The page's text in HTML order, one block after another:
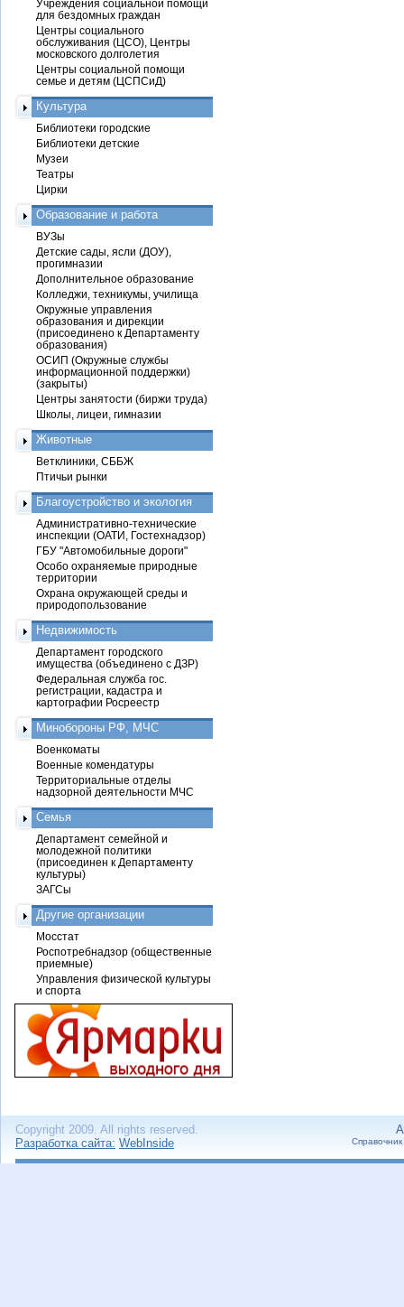
Учреждения социальной помощи
для бездомных граждан
Центры социального
обслуживания (ЦСО), Центры
московского долголетия
Центры социальной помощи
семье и детям (ЦСПСиД)
Культура
Библиотеки городские
Библиотеки детские
Музеи
Театры
Цирки
Образование и работа
ВУЗы
Детские сады, ясли (ДОУ),
прогимназии
Дополнительное образование
Колледжи, техникумы, училища
Окружные управления
образования и дирекции
(присоединено к Департаменту
образования)
ОСИП (Окружные службы
информационной поддержки)
(закрыты)
Центры занятости (биржи труда)
Школы, лицеи, гимназии
Животные
Ветклиники, СББЖ
Птичьи рынки
Благоустройство и экология
Административно-технические
инспекции (ОАТИ, Гостехнадзор)
ГБУ "Автомобильные дороги"
Особо охраняемые природные
территории
Охрана окружающей среды и
природопользование
Недвижимость
Департамент городского
имущества (объединено с ДЗР)
Федеральная служба гос.
регистрации, кадастра и
картографии Росреестр
Минобороны РФ, МЧС
Военкоматы
Военные комендатуры
Территориальные отделы
надзорной деятельности МЧС
Семья
Департамент семейной и
молодежной политики
(присоединен к Департаменту
культуры)
ЗАГСы
Другие организации
Мосстат
Роспотребнадзор (общественные
приемные)
Управления физической культуры
и спорта
Copyright 2009. All rights reserved.
Разработка сайта: WebInside